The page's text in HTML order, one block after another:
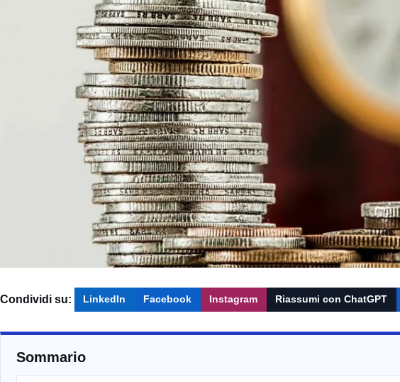
Condividi su: LinkedIn Facebook Instagram Riassumi con ChatGPT
Sommario